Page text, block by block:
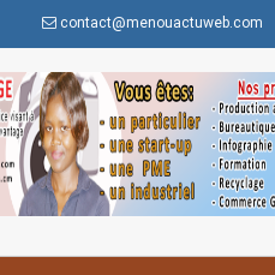
contact@menouactuweb.com